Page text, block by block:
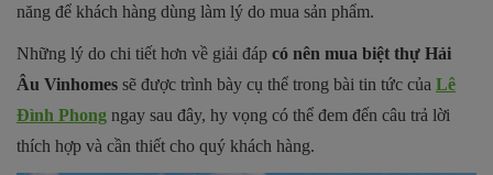
năng để khách hàng dùng làm lý do mua sản phẩm.
Những lý do chi tiết hơn về giải đáp có nên mua biệt thự Hải
Âu Vinhomes sẽ được trình bày cụ thể trong bài tin tức của Lê
Đình Phong ngay sau đây, hy vọng có thể đem đến câu trả lời
thích hợp và cần thiết cho quý khách hàng.